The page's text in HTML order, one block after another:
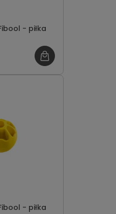
- piłka
- piłka